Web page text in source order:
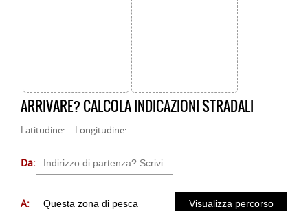
ARRIVARE? CALCOLA INDICAZIONI STRADALI
Latitudine: - Longitudine:
Da:
A: